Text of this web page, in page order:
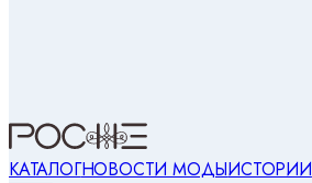
КАТАЛОГНОВОСТИ МОДЫИСТОРИИ